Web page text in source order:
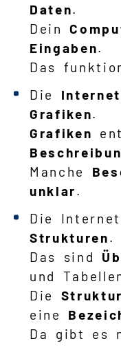
Daten.
Dein
Eingaben.
Das
Die
Grafiken.
Grafiken
Manche
unklar.
Die
Strukturen.
Das sind
und
Die
eine
Da gibt es